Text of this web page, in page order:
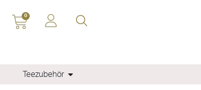
0
Teezubehör